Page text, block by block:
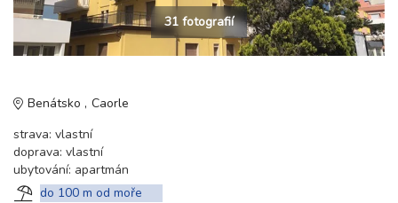
31 fotografií
Benátsko
Caorle
strava: vlastní
doprava: vlastní
ubytování: apartmán
do 100 m od moře